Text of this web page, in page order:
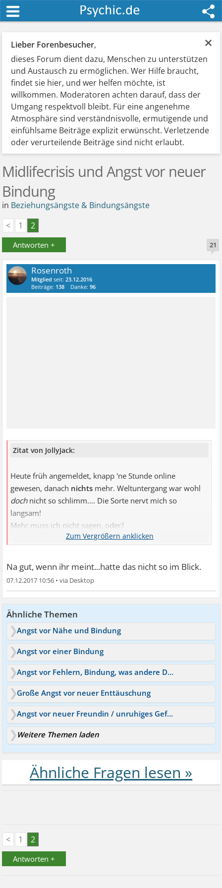
×
Lieber Forenbesucher,
dieses Forum dient dazu, Menschen zu unterstützen
und Austausch zu ermöglichen. Wer Hilfe braucht,
findet sie hier, und wer helfen möchte, ist
willkommen. Moderatoren achten darauf, dass der
Umgang respektvoll bleibt. Für eine angenehme
Atmosphäre sind verständnisvolle, ermutigende und
einfühlsame Beiträge explizit erwünscht. Verletzende
oder verurteilende Beiträge sind nicht erlaubt.
Midlifecrisis und Angst vor neuer
Bindung
in Beziehungsängste & Bindungsängste
<
1 2
Antworten + 21
Rosenroth
Mitglied seit:23.12.2016
Beiträge: 138 Danke:96
Zitat von JollyJack:
Heute früh angemeldet, knapp 'ne Stunde online
gewesen, danach nichts mehr. Weltuntergang war wohl
dochnicht so schlimm.... Die Sorte nervt mich so
langsam!
Mehr muss ich nicht sagen, oder?
Na gut, wenn ihr meint...hatte das nicht so im Blick.
07.12.2017 10:56 •
Ähnliche Themen
Angst vor Nähe und Bindung
Angst vor einer Bindung
Angst vor Fehlern, Bindung, was andere Denken
Große Angst vor neuer Enttäuschung
Angst vor neuer Freundin / unruhiges Gefühl
Weitere Themen laden
< 1 2
Antworten +